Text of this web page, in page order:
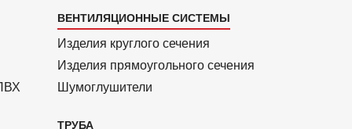
Каталог
4
ВЕНТИЛЯЦИОННЫЕ СИСТЕМЫ
Изделия круглого сечения
Изделия прямоуголь­ного сечения
Шумоглушители
ТРУБА